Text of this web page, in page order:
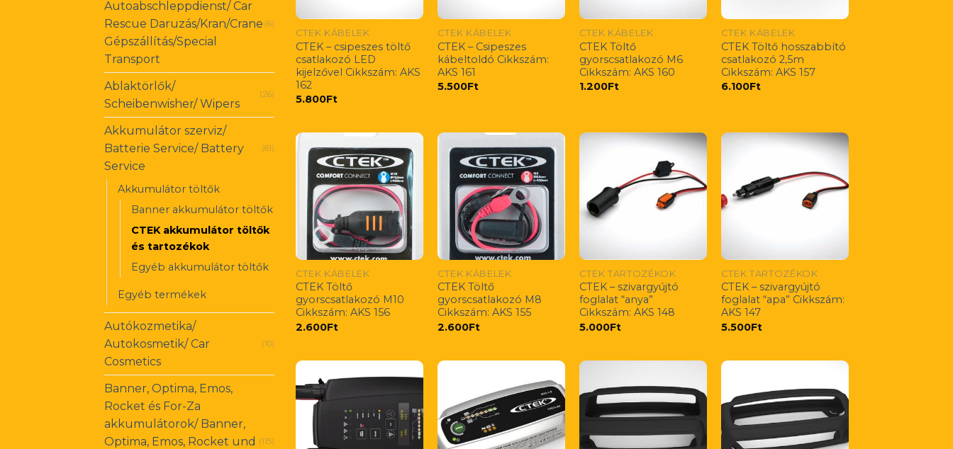
Autoabschleppdienst/ Car
Rescue Daruzás/Kran/Crane
Gépszállítás/Special
Transport
(6)
Ablaktörlők/
Scheibenwisher/ Wipers
(26)
Akkumulátor szerviz/
Batterie Service/ Battery
Service
(61)
Akkumulátor töltők
Banner akkumulátor töltők
CTEK akkumulátor töltők
és tartozékok
Egyéb akkumulátor töltők
Egyéb termékek
Autókozmetika/
Autokosmetik/ Car
Cosmetics
(10)
Banner, Optima, Emos,
Rocket és For-Za
akkumulátorok/ Banner,
Optima, Emos, Rocket und (115)
CTEK KÁBELEK
CTEK – csipeszes töltő
csatlakozó LED
kijelzővel Cikkszám: AKS
162
5.800Ft
CTEK KÁBELEK
CTEK – Csipeszes
kábeltoldó Cikkszám:
AKS 161
5.500Ft
CTEK KÁBELEK
CTEK Töltő
gyorscsatlakozó M6
Cikkszám: AKS 160
1.200Ft
CTEK KÁBELEK
CTEK Töltő hosszabbító
csatlakozó 2,5m
Cikkszám: AKS 157
6.100Ft
CTEK KÁBELEK
CTEK Töltő
gyorscsatlakozó M10
Cikkszám: AKS 156
2.600Ft
CTEK KÁBELEK
CTEK Töltő
gyorscsatlakozó M8
Cikkszám: AKS 155
2.600Ft
CTEK TARTOZÉKOK
CTEK – szivargyújtó
foglalat “anya”
Cikkszám: AKS 148
5.000Ft
CTEK TARTOZÉKOK
CTEK – szivargyújtó
foglalat “apa” Cikkszám:
AKS 147
5.500Ft